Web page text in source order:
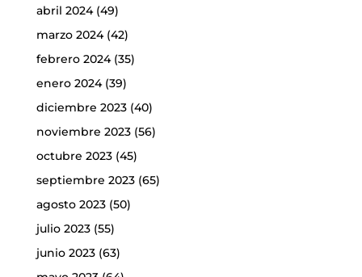
abril 2024(49)
marzo 2024(42)
febrero 2024(35)
enero 2024(39)
diciembre 2023(40)
noviembre 2023(56)
octubre 2023(45)
septiembre 2023(65)
agosto 2023(50)
julio 2023(55)
junio 2023(63)